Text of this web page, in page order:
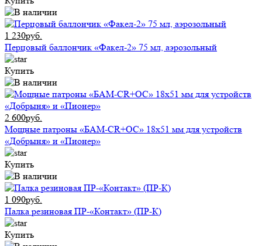
1 230руб.
Перцовый баллончик «Факел-2» 75 мл, аэрозольный
Купить
2 600руб.
Мощные патроны «БАМ-CR+ОС» 18х51 мм для устройств
«Добрыня» и «Пионер»
Купить
1 090руб.
Палка резиновая ПР-«Контакт» (ПР-К)
Купить